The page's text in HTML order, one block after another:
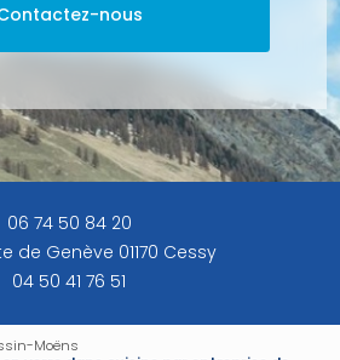
nous
06 74 50 84 20
de Genève 01170 Cessy
04 50 41 76 51
Moëns